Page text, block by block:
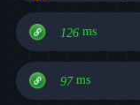
126 ms
97ms